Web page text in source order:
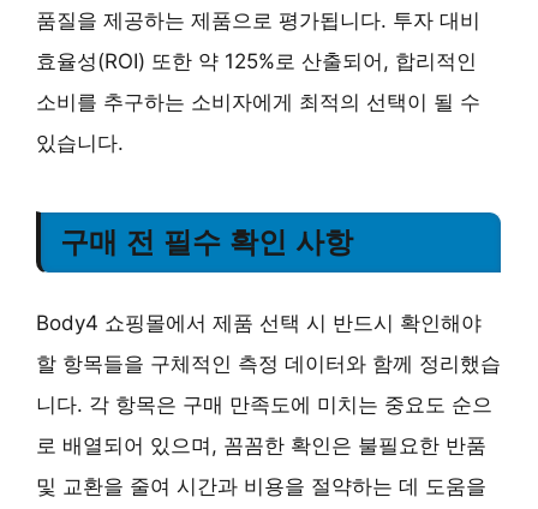
품질을 제공하는 제품으로 평가됩니다. 투자 대비
효율성(ROI) 또한 약 125%로 산출되어, 합리적인
소비를 추구하는 소비자에게 최적의 선택이 될 수
있습니다.
구매 전 필수 확인 사항
Body4 쇼핑몰에서 제품 선택 시 반드시 확인해야
할 항목들을 구체적인 측정 데이터와 함께 정리했습
니다. 각 항목은 구매 만족도에 미치는 중요도 순으
로 배열되어 있으며, 꼼꼼한 확인은 불필요한 반품
및 교환을 줄여 시간과 비용을 절약하는 데 도움을